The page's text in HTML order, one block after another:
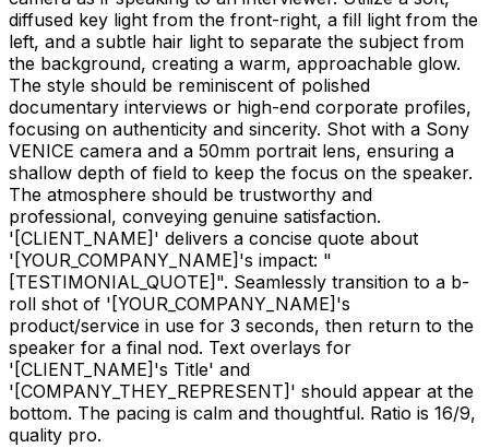
diffused key light from the front-right, a fill light from the
left, and a subtle hair light to separate the subject from
the background, creating a warm, approachable glow.
The style should be reminiscent of polished
documentary interviews or high-end corporate profiles,
focusing on authenticity and sincerity. Shot with a Sony
VENICE camera and a 50mm portrait lens, ensuring a
shallow depth of field to keep the focus on the speaker.
The atmosphere should be trustworthy and
professional, conveying genuine satisfaction.
' [CLIENT_NAME] ' delivers a concise quote about
' [YOUR_COMPANY_NAME] 's impact: "
[TESTIMONIAL_QUOTE] ". Seamlessly transition to a b-
roll shot of ' [YOUR_COMPANY_NAME] 's
product/service in use for 3 seconds, then return to the
speaker for a final nod. Text overlays for
' [CLIENT_NAME] 's Title' and
' [COMPANY_THEY_REPRESENT] ' should appear at the
bottom. The pacing is calm and thoughtful. Ratio is 16/9,
quality pro.